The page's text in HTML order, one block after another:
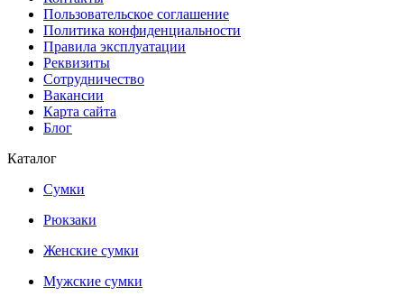
Пользовательское соглашение
Политика конфиденциальности
Правила эксплуатации
Реквизиты
Сотрудничество
Вакансии
Карта сайта
Блог
Каталог
Сумки
Рюкзаки
Женские сумки
Мужские сумки